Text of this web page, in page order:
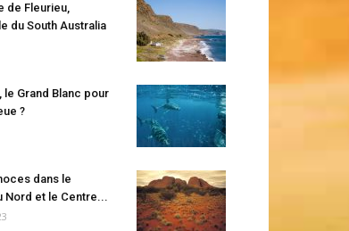
de Fleurieu,
du South Australia
le Grand Blanc pour
?
dans le
Nord et le Centre...